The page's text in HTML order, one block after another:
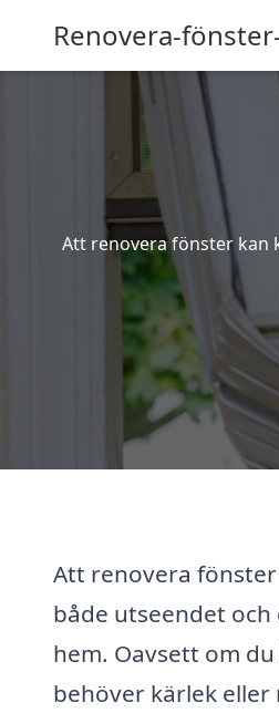
Renovera-
Att renovera fönster kan
Att renovera
både utseendet
hem. Oavsett om
behöver kärlek